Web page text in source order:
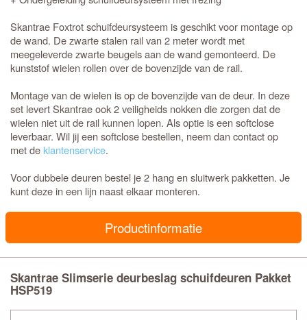
Skantrae Foxtrot schuifdeursysteem is geschikt voor montage op
de wand. De zwarte stalen rail van 2 meter wordt met
meegeleverde zwarte beugels aan de wand gemonteerd. De
kunststof wielen rollen over de bovenzijde van de rail.
Montage van de wielen is op de bovenzijde van de deur. In deze
set levert Skantrae ook 2 veiligheids nokken die zorgen dat de
wielen niet uit de rail kunnen lopen. Als optie is een softclose
leverbaar. Wil jij een softclose bestellen, neem dan contact op
met deklantenservice.
Voor dubbele deuren bestel je 2 hang en sluitwerk pakketten. Je
kunt deze in een lijn naast elkaar monteren.
Productinformatie
Skantrae Slimserie deurbeslag schuifdeuren Pakket
HSP519